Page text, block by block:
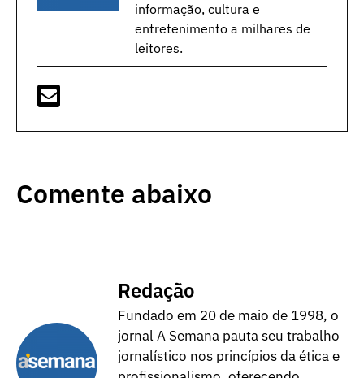
informação, cultura e
entretenimento a milhares de
leitores.
Comente abaixo
Redação
Fundado em 20 de maio de 1998, o
jornal A Semana pauta seu trabalho
jornalístico nos princípios da ética e